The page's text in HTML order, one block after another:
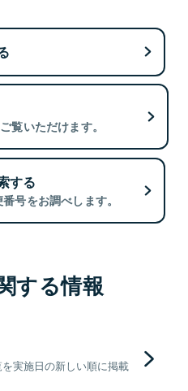
覧いただけます。
する
号をお調べします。
する情報
実施日の新しい順に掲載